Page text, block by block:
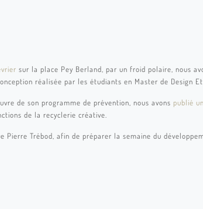
sur la place Pey Berland, par un froid polaire, nous
réalisée par les étudiants en Master de Design
de son programme de prévention, nous avons publié
de la recyclerie créative.
Pierre Trébod, afin de préparer la semaine du